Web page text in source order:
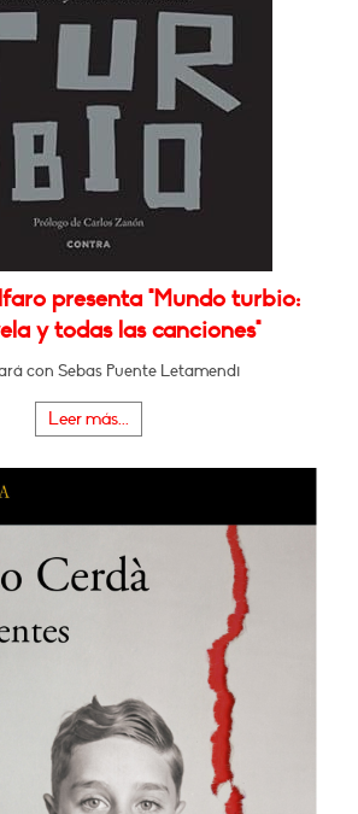
presenta "Mundo turbio:
y todas las canciones"
con Sebas Puente Letamendi
Leer más...